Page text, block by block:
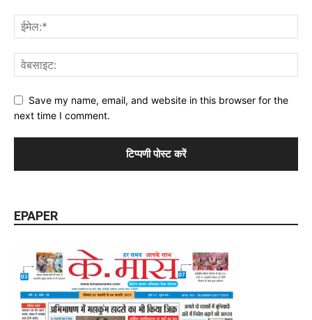
Save my name, email, and website in this browser for the
next time I comment.
EPAPER